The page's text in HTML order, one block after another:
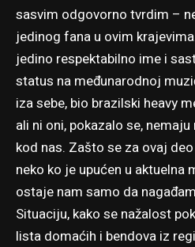
sasvim odgovorno tvrdim –
jedinog fana u ovim
jedino respektabilno ime i
status na međunarodnoj
iza sebe, bio brazilski heavy
ali ni oni, pokazalo se,
kod nas. Zašto se za ovaj
neko ko je upućen u aktuelna
ostaje nam samo da
Situaciju, kako se nažalost
lista domaćih i bendova iz